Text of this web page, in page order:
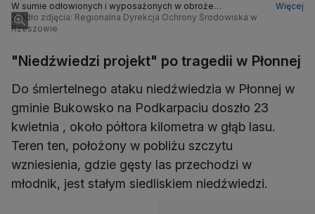
W sumie odłowionych i wyposażonych w obroże
telemetryczne zostanie 18 niedźwiedzi
Więcej
Źródło zdjęcia: Regionalna Dyrekcja Ochrony Środowiska w
Rzeszowie
"Niedźwiedzi projekt" po tragedii w Płonnej
Do śmiertelnego ataku niedźwiedzia w Płonnej w
gminie Bukowsko na Podkarpaciu doszło 23
kwietnia , około półtora kilometra w głąb lasu.
Teren ten, położony w pobliżu szczytu
wzniesienia, gdzie gęsty las przechodzi w
młodnik, jest stałym siedliskiem niedźwiedzi.